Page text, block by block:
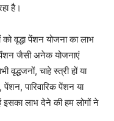
है।
वृद्धा पेंशन योजना का लाभ
पेंशन जैसी अनेक योजनाएं
चाहे स्त्री हों या
पारिवारिक पेंशन या
इसका लाभ देने की हम लोगों ने